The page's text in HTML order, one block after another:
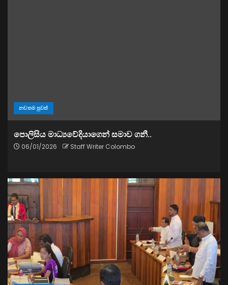
නවතම පුවත්
පොලිසිය මාධ්‍යවේදියාගෙන් සමාව ගනී..
06/01/2026 Staff Writer Colombo